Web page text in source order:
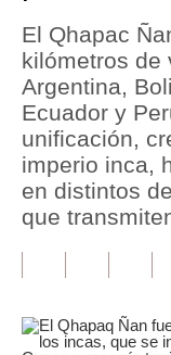
Política
Tu Dinero
Finanzas
Inmobiliarias
Plus G
Opinión
Editorial
El Qhapac
kilómetros de
Argentina,
Ecuador y
unificación,
imperio inca,
en distintos
que